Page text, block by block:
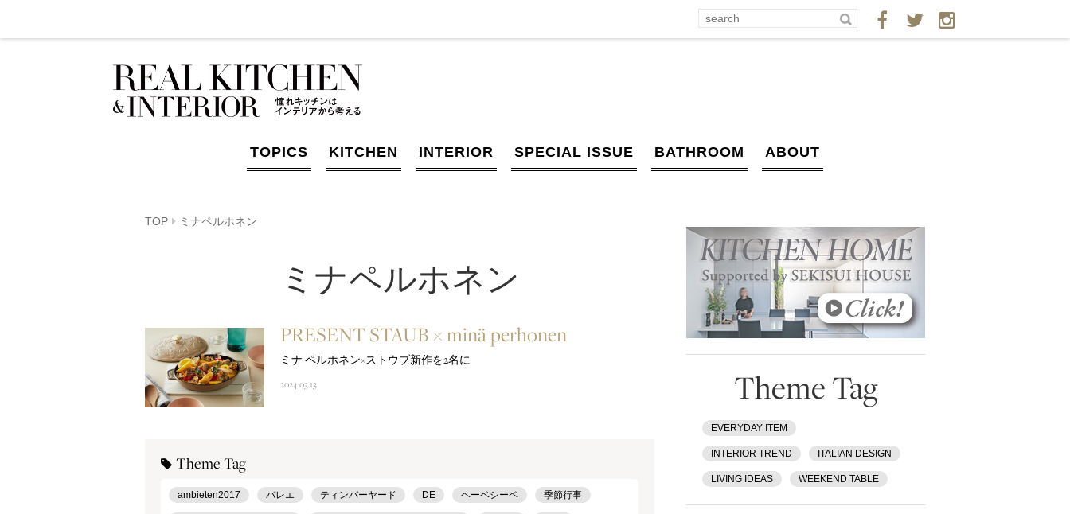
TOPICS KITCHEN INTERIOR SPECIAL ISSUE BATHROOM ABOUT
TOP ミナペルホネン
ミナペルホネン
PRESENT STAUB × minä perhonen
ミナ ペルホネン×ストウブ新作を2名に
2024.03.13
Theme Tag
ambieten2017 バレエ ティンバーヤード DE ヘーベシーベ 季節行事
Theme Tag
EVERYDAY ITEM
INTERIOR TREND ITALIAN DESIGN
LIVING IDEAS WEEKEND TABLE